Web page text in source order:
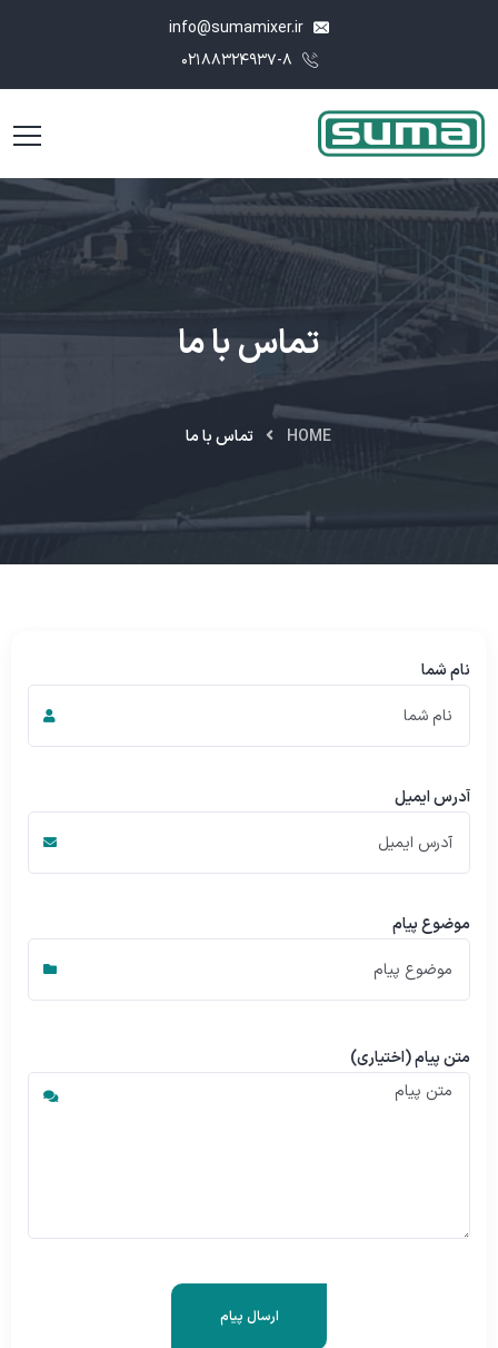
تماس با ما
HOME تماس با ما
نام شما
آدرس ایمیل
موضوع پیام
متن پیام (اختیاری)